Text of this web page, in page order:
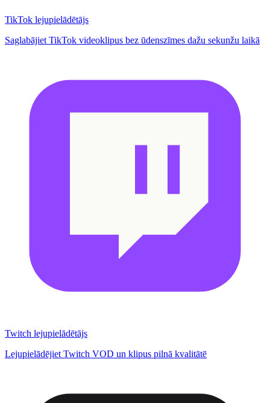
TikTok lejupielādētājs
Saglabājiet TikTok videoklipus bez ūdenszīmes dažu sekunžu laikā
Twitch lejupielādētājs
Lejupielādējiet Twitch VOD un klipus pilnā kvalitātē